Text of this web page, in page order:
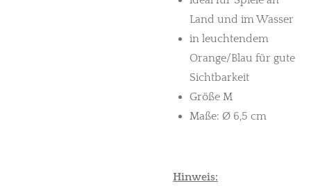
Land und im Wasser
in leuchtendem
Orange/Blau für gute
Sichtbarkeit
Größe M
Maße: Ø 6,5 cm
Hinweis: